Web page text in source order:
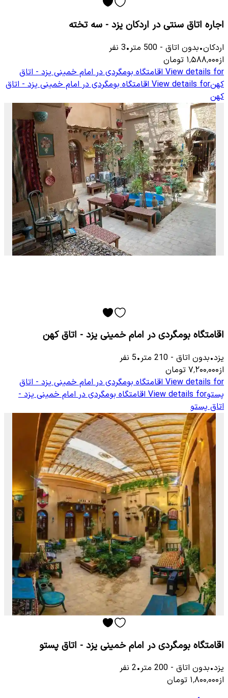
اجاره اتاق سنتی در اردکان یزد - سه تخته
اردکان•بدون اتاق -
500 متر•
3 نفر
از۱٬۵۸۸٬۰۰۰ تومان
View details for اقامتگاه بومگردی در امام خمینی یزد - اتاق
کهنView details for اقامتگاه بومگردی در امام خمینی یزد - اتاق
کهن
اقامتگاه بومگردی در امام خمینی یزد - اتاق کهن
یزد•بدون اتاق -
210 متر•
5 نفر
از۷٬۲۰۰٬۰۰۰ تومان
View details for اقامتگاه بومگردی در امام خمینی یزد - اتاق
پستوView details for اقامتگاه بومگردی در امام خمینی یزد -
اتاق پستو
اقامتگاه بومگردی در امام خمینی یزد - اتاق پستو
یزد•بدون اتاق -
200 متر•
2 نفر
از۱٬۸۰۰٬۰۰۰ تومان